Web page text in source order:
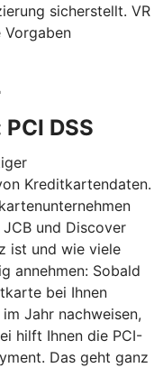
sicherstellt. VR
Vorgaben
DSS
Kreditkartendaten.
und Discover
ist und wie viele
annehmen: Sobald
bei Ihnen
Jahr nachweisen,
hilft Ihnen die PCI-
Das geht ganz